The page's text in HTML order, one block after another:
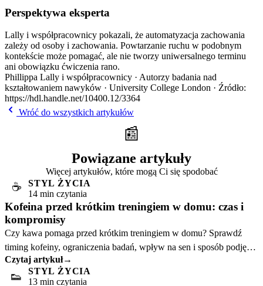
Perspektywa eksperta
Lally i współpracownicy pokazali, że automatyzacja zachowania
zależy od osoby i zachowania. Powtarzanie ruchu w podobnym
kontekście może pomagać, ale nie tworzy uniwersalnego terminu
ani obowiązku ćwiczenia rano.
Phillippa Lally i współpracownicy · Autorzy badania nad
kształtowaniem nawyków · University College London · Źródło:
https://hdl.handle.net/10400.12/3364
Wróć do wszystkich artykułów
📰
Powiązane artykuły
Więcej artykułów, które mogą Ci się spodobać
☕
STYL ŻYCIA
14 min czytania
Kofeina przed krótkim treningiem w domu: czas i
kompromisy
Czy kawa pomaga przed krótkim treningiem w domu? Sprawdź
timing kofeiny, ograniczenia badań, wpływ na sen i sposób podjęcia
bezpiecznej decyzji.
Czytaj artykuł→
👟
STYL ŻYCIA
13 min czytania